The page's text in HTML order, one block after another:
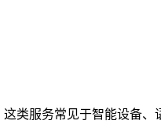
类服务常见于智能设备